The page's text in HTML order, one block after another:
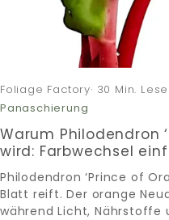
Foliage Factory· 30 Min.
Panaschierung
Warum Philodendron
wird: Farbwechsel
Philodendron ‘Prince of
Blatt reift. Der orange
während Licht, Nährstoffe